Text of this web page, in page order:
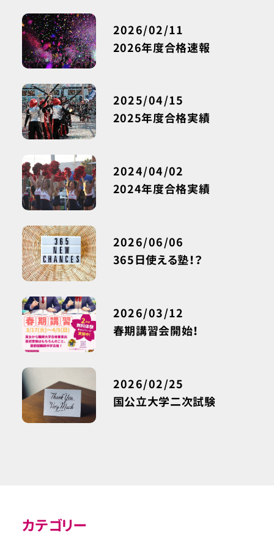
2026年度合格速報
2026/02/11
2025年度合格実績
2025/04/15
2024年度合格実績
2024/04/02
365日使える塾！？
2026/06/06
春期講習会開始！
2026/03/12
国公立大学二次試験
2026/02/25
カテゴリー